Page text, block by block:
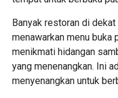
Banyak restoran di
menawarkan menu buka
menikmati hidangan
yang menenangkan. Ini
menyenangkan untuk